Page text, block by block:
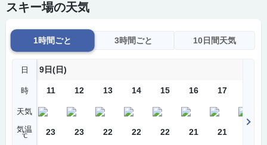
スキー場の天気
1時間ごと 3時間ごと 10日間天気
日
時
天気
気温
℃
9日(日)
11
23
12
23
13
22
14
22
15
22
16
21
17
21